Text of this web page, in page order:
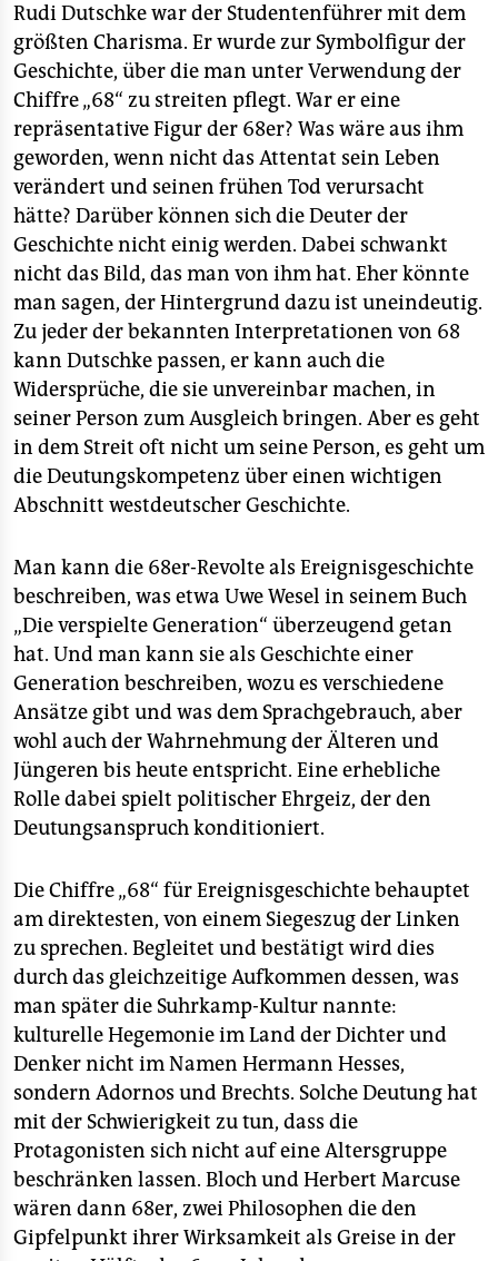
epaper login
Rudi Dutschke war der Studentenführer mit dem
größten Charisma. Er wurde zur Symbolfigur der
Geschichte, über die man unter Verwendung der
Chiffre „68“ zu streiten pflegt. War er eine
repräsentative Figur der 68er? Was wäre aus ihm
geworden, wenn nicht das Attentat sein Leben
verändert und seinen frühen Tod verursacht
hätte? Darüber können sich die Deuter der
Geschichte nicht einig werden. Dabei schwankt
nicht das Bild, das man von ihm hat. Eher könnte
man sagen, der Hintergrund dazu ist uneindeutig.
Zu jeder der bekannten Interpretationen von 68
kann Dutschke passen, er kann auch die
Widersprüche, die sie unvereinbar machen, in
seiner Person zum Ausgleich bringen. Aber es geht
in dem Streit oft nicht um seine Person, es geht um
die Deutungskompetenz über einen wichtigen
Abschnitt westdeutscher Geschichte.
Man kann die 68er-Revolte als Ereignisgeschichte
beschreiben, was etwa Uwe Wesel in seinem Buch
„Die verspielte Generation“ überzeugend getan
hat. Und man kann sie als Geschichte einer
Generation beschreiben, wozu es verschiedene
Ansätze gibt und was dem Sprachgebrauch, aber
wohl auch der Wahrnehmung der Älteren und
Jüngeren bis heute entspricht. Eine erhebliche
Rolle dabei spielt politischer Ehrgeiz, der den
Deutungsanspruch konditioniert.
Die Chiffre „68“ für Ereignisgeschichte behauptet
am direktesten, von einem Siegeszug der Linken
zu sprechen. Begleitet und bestätigt wird dies
durch das gleichzeitige Aufkommen dessen, was
man später die Suhrkamp-Kultur nannte:
kulturelle Hegemonie im Land der Dichter und
Denker nicht im Namen Hermann Hesses,
sondern Adornos und Brechts. Solche Deutung hat
mit der Schwierigkeit zu tun, dass die
Protagonisten sich nicht auf eine Altersgruppe
beschränken lassen. Bloch und Herbert Marcuse
wären dann 68er, zwei Philosophen die den
Gipfelpunkt ihrer Wirksamkeit als Greise in der